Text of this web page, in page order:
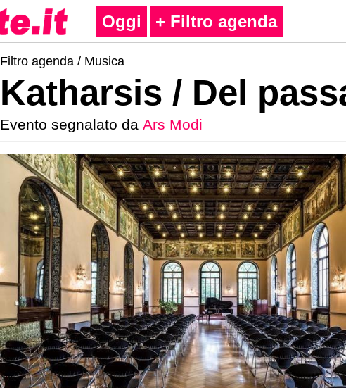
Oggi + Filtro agenda
Filtro agenda / Musica
Katharsis / Del
Evento segnalato da Ars Modi